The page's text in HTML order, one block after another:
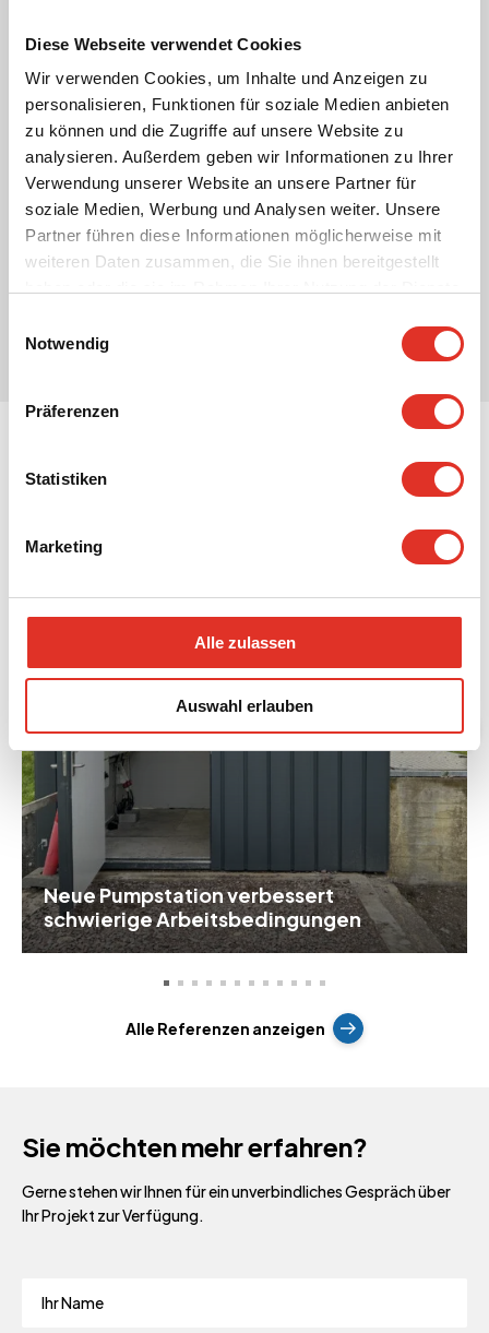
Diese Webseite verwendet Cookies
Wir verwenden Cookies, um Inhalte und Anzeigen zu
personalisieren, Funktionen für soziale Medien anbieten
zu können und die Zugriffe auf unsere Website zu
analysieren. Außerdem geben wir Informationen zu Ihrer
Verwendung unserer Website an unsere Partner für
soziale Medien, Werbung und Analysen weiter. Unsere
Partner führen diese Informationen möglicherweise mit
weiteren Daten zusammen, die Sie ihnen bereitgestellt
Notwendig
Präferenzen
Statistiken
Marketing
Alle zulassen
Auswahl erlauben
Wasser und Industrie Referenzen
DK Vordingborg Forsyning
Neue Pumpstation verbessert
schwierige Arbeitsbedingungen
Alle Referenzen anzeigen
Sie möchten mehr erfahren?
Gerne stehen wir Ihnen für ein unverbindliches Gespräch über
Ihr Projekt zur Verfügung.